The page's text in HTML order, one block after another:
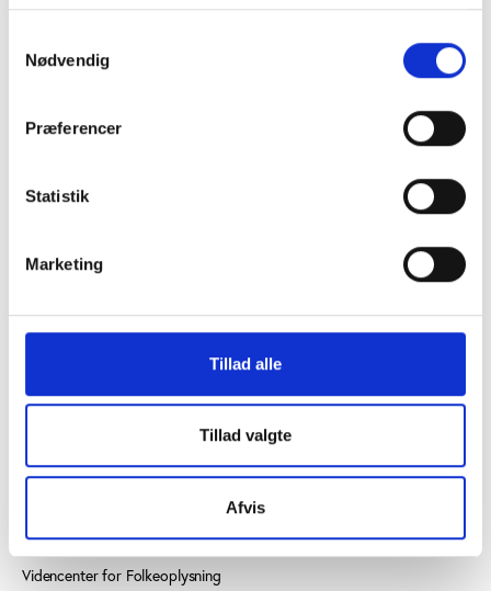
Nødvendig
Præferencer
Statistik
Marketing
Tillad alle
Tillad valgte
Afvis
+45 3266 1030
Læs mere om instituttet
SE OGSÅ
Videncenter for Folkeoplysning